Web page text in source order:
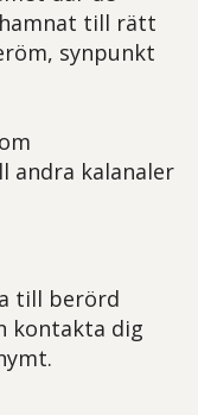
hamnat till rätt
synpunkt
andra kalanaler
till berörd
kontakta dig